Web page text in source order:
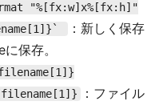
"%[fx:w]x%[fx:h]"
：新しく保存
保存。
：ファイル